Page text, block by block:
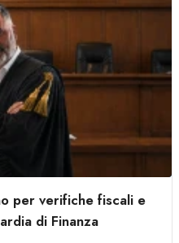
per verifiche fiscali e
di Finanza